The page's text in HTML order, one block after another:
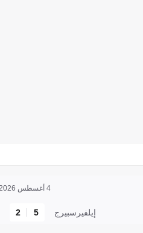
4 أغسطس 2026
إيلفيرسبيرج 5
2